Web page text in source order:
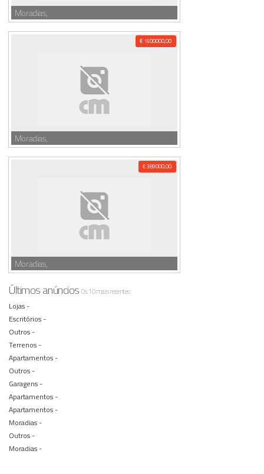
Moradias,
€ 1600000,00
Moradias,
€ 389000,00
Moradias,
Últimos anúnciosOs 10 mais recentes
Lojas -
Escritórios -
Outros -
Terrenos -
Apartamentos -
Outros -
Garagens -
Apartamentos -
Apartamentos -
Moradias -
Outros -
Moradias -